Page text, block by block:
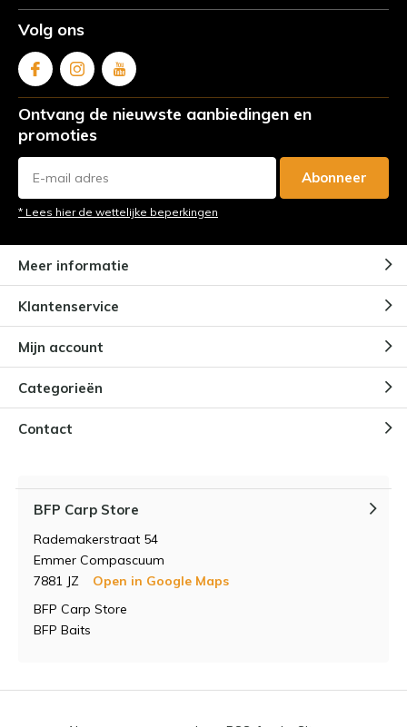
Volg ons
Ontvang de nieuwste aanbiedingen en
promoties
Abonneer
* Lees hier de wettelijke beperkingen
Meer informatie
Klantenservice
Mijn account
Categorieën
Contact
BFP Carp Store
Rademakerstraat 54
Emmer Compascuum
7881 JZ
Open in Google Maps
BFP Carp Store
BFP Baits